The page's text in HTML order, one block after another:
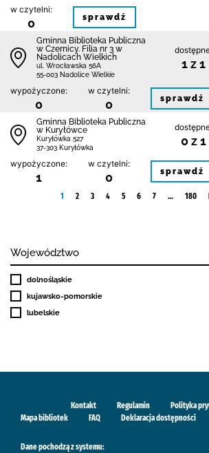
w czytelni:
0 sprawdź
Gminna Biblioteka Publiczna
w Czernicy. Filia nr 3 w
Nadolicach Wielkich
ul. Wrocławska 56A
55-003 Nadolice Wielkie
1 z 1
wypożyczone:
0
w czytelni:
0 sprawdź
Gminna Biblioteka Publiczna
w Kuryłówce
Kuryłówka 527
37-303 Kuryłówka
0 z 1
wypożyczone:
1
w czytelni:
0 sprawdź
1 2 3 4 5 6 7 … 180
Województwo
dolnośląskie
kujawsko-pomorskie
lubelskie
Kontakt Regulamin
Polityka
Mapa bibliotek
FAQ Deklaracja dostępności
Dane pochodzą z systemu: